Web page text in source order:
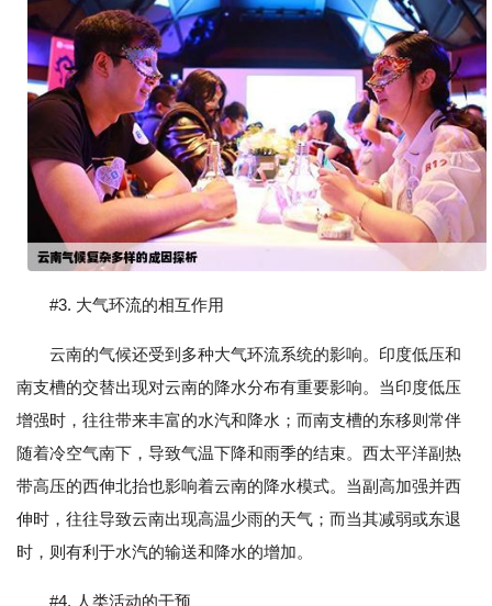
#3. 大气环流的相互作用
云南的气候还受到多种大气环流系统的影响。印度低压和
南支槽的交替出现对云南的降水分布有重要影响。当印度低压
增强时，往往带来丰富的水汽和降水；而南支槽的东移则常伴
随着冷空气南下，导致气温下降和雨季的结束。西太平洋副热
带高压的西伸北抬也影响着云南的降水模式。当副高加强并西
伸时，往往导致云南出现高温少雨的天气；而当其减弱或东退
时，则有利于水汽的输送和降水的增加。
#4. 人类活动的干预